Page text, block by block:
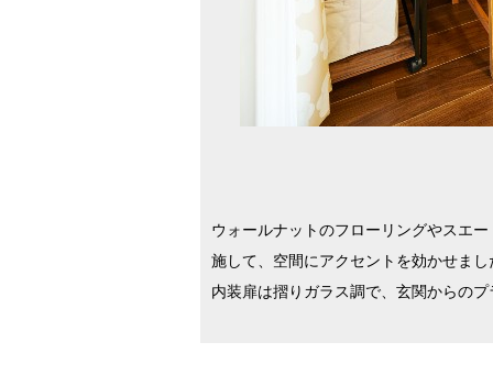
ウォールナットのフローリングやスエ
施して、空間にアクセントを効かせまし
内装扉は摺りガラス調で、玄関からの